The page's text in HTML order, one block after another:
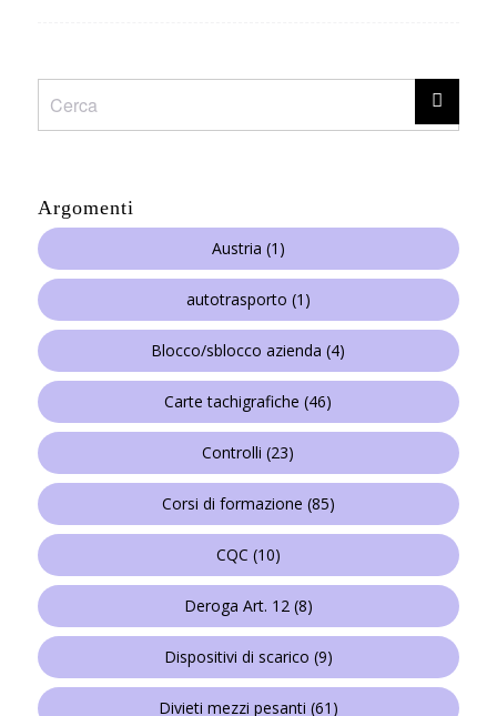
Argomenti
Austria (1)
autotrasporto (1)
Blocco/sblocco azienda (4)
Carte tachigrafiche (46)
Controlli (23)
Corsi di formazione (85)
CQC (10)
Deroga Art. 12 (8)
Dispositivi di scarico (9)
Divieti mezzi pesanti (61)